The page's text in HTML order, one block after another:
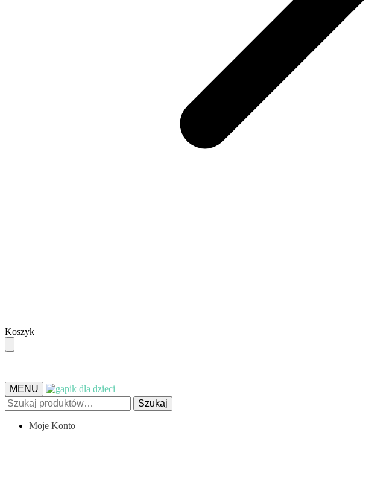
Skip
to
navigation
Skip
to
content
Koszyk
MENU
Szukaj:
Szukaj
Moje Konto